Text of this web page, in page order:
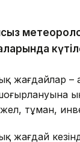
жағдайлар
тұман,
жағдай